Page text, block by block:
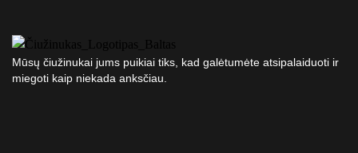
Mūsų čiužinukai jums puikiai tiks, kad galėtumėte atsipalaiduoti ir
miegoti kaip niekada anksčiau.